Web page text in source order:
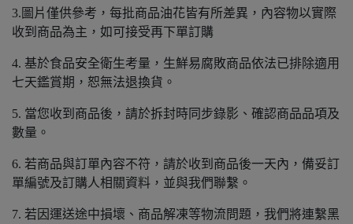
3.圖片僅供參考，每批商品油花皆有所差異，內容物以實際
收到商品為主，如可接受再下單訂購
4. 基於食品安全衛生考量，生鮮易腐敗商品依法已排除適用
七天鑑賞期，恕無法退換貨。
5. 當您收到商品後，請於拆封時同步錄影、確認商品品項及
數量。
6. 若商品與訂單內容不符，請於收到商品後一天內，備妥訂
單編號及訂購人相關資料，並與我們聯繫。
7. 若因運送途中損壞、商品解凍等物流問題，我們將連繫黑